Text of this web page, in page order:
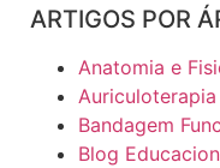
ARTIGOS POR
Anatomia e
Auriculoterapia
Bandagem
Blog